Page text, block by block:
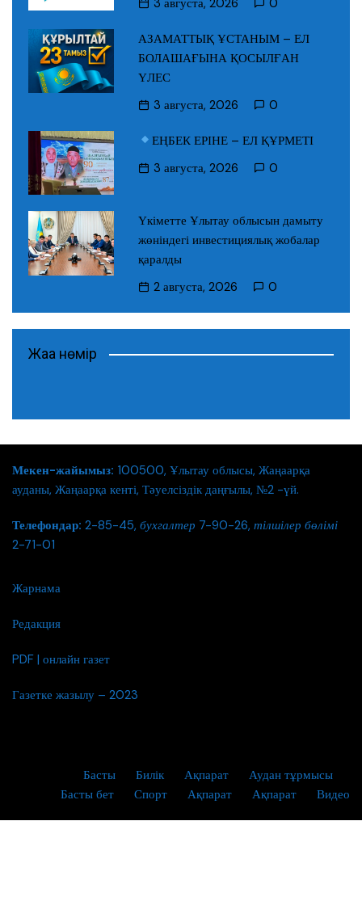
АЗАМАТТЫҚ ҰСТАНЫМ – ЕЛ
БОЛАШАҒЫНА ҚОСЫЛҒАН
ҮЛЕС
3 августа, 2026
0
ЕҢБЕК ЕРІНЕ – ЕЛ ҚҰРМЕТІ
3 августа, 2026
0
Үкіметте Ұлытау облысын дамыту
жөніндегі инвестициялық жобалар
қаралды
2 августа, 2026
0
Жаңа нөмір
Мекен-жайымыз: 100500, Ұлытау облысы, Жаңаарқа
ауданы, Жаңаарқа кенті, Тәуелсіздік даңғылы, №2 -үй.
Телефондар: 2-85-45, бухгалтер 7-90-26, тілшілер бөлімі
2-71-01
Жарнама
Редакция
PDF | онлайн газет
Газетке жазылу – 2023
Басты Билік Ақпарат
Аудан тұрмысы
Басты бет
Спорт Ақпарат Ақпарат Видео